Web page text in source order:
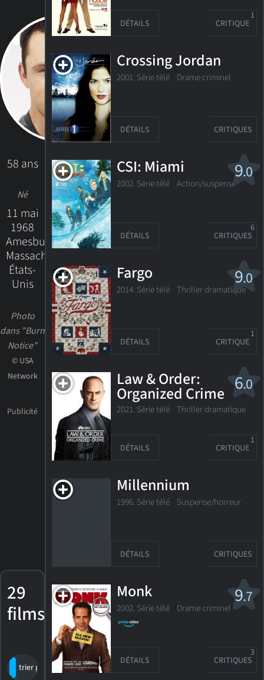
58 ans
Né
11 mai
1968
Amesbury,
Massachusetts,
États-
Unis
Photo
dans "Burn
Notice"
© USA
Network
29
films
trier par titre par cote
DÉTAILS CRITIQUE
1
Crossing Jordan
2001. Série télé Drame criminel
DÉTAILS CRITIQUES
9.0
CSI: Miami
2002. Série télé Action/suspense
DÉTAILS CRITIQUES
6
9.0
Fargo
2014. Série télé Thriller dramatique
DÉTAILS CRITIQUE
1
6.0
Law & Order:
Organized Crime
2021. Série télé Thriller dramatique
DÉTAILS CRITIQUE
1
Millennium
1996. Série télé Suspense/horreur
DÉTAILS CRITIQUES
9.7
Monk
2002. Série télé Drame criminel
DÉTAILS CRITIQUES
3